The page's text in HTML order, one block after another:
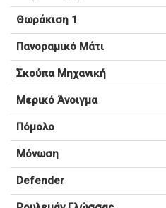
Θωράκιση 1
Πανοραμικό Μάτι
Σκούπα Μηχανική
Μερικό Άνοιγμα
Πόμολο
Μόνωση
Defender